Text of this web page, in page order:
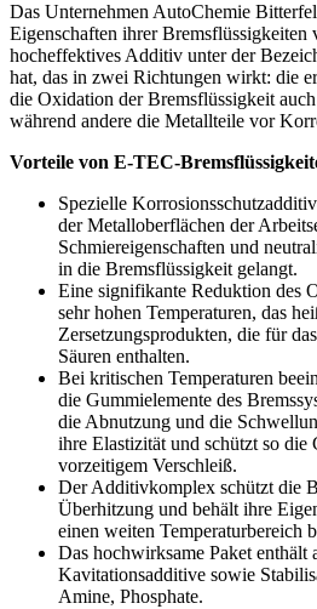
Das Unternehmen AutoChemie
Eigenschaften ihrer Bremsflüssigkeiten
hocheffektives Additiv unter der
hat, das in zwei Richtungen wirkt: die
die Oxidation der Bremsflüssigkeit
während andere die Metallteile vor
Vorteile von E-TEC-
Spezielle
der Metalloberflächen der
Schmiereigenschaften und
in die Bremsflüssigkeit gelangt.
Eine signifikante Reduktion des
sehr hohen Temperaturen, das
Zersetzungsprodukten, die für
Säuren enthalten.
Bei kritischen Temperaturen
die Gummielemente des
die Abnutzung und die
ihre Elastizität und schützt so
vorzeitigem Verschleiß.
Der Additivkomplex schützt die
Überhitzung und behält ihre
einen weiten Temperaturbereich
Das hochwirksame Paket enthält
Kavitationsadditive sowie
Amine, Phosphate.